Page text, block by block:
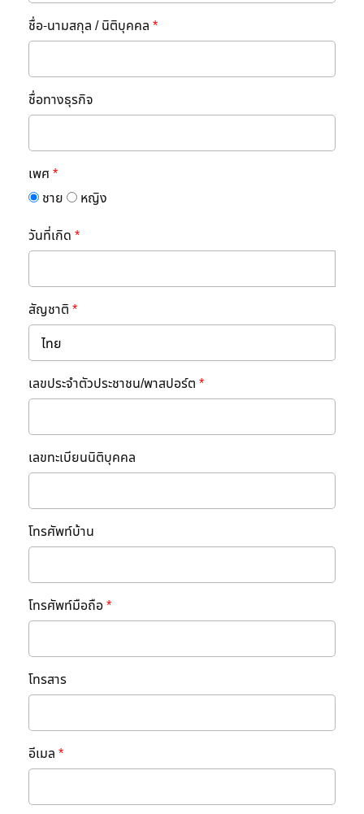
ชื่อ-นามสกุล / นิติบุคคล *
ชื่อทางธุรกิจ
เพศ *
ชาย
หญิง
วันที่เกิด *
สัญชาติ *
เลขประจำตัวประชาชน/พาสปอร์ต *
เลขทะเบียนนิติบุคคล
โทรศัพท์บ้าน
โทรศัพท์มือถือ*
โทรสาร
อีเมล *